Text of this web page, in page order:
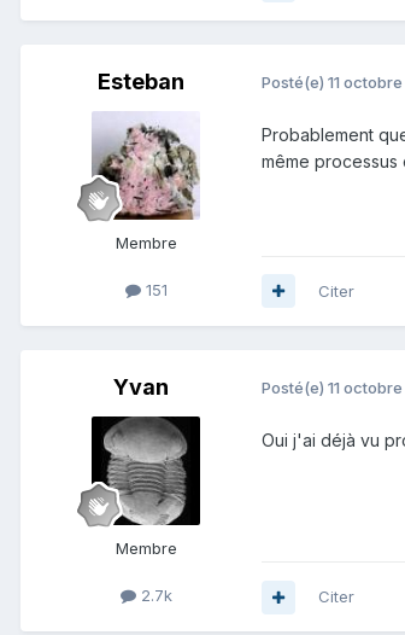
Esteban
Membre
151
Posté(e) 11
Probablement
même processus
Citer
Yvan
Membre
2.7k
Posté(e) 11
Oui j'ai déjà vu
Citer